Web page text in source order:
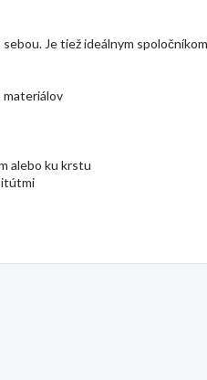
Je tiež ideálnym spoločníkom
materiálov
alebo ku krstu